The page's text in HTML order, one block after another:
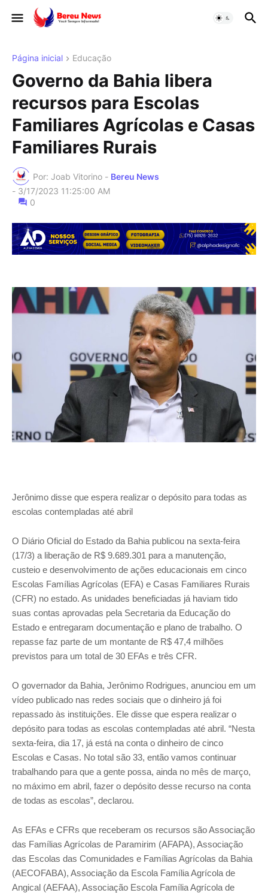
Página inicial Educação
Governo da Bahia libera
recursos para Escolas
Familiares Agrícolas e Casas
Familiares Rurais
Por: Joab Vitorino - Bereu News
- 3/17/2023 11:25:00 AM
0
Jerônimo disse que espera realizar o depósito para todas as
escolas contempladas até abril
O Diário Oficial do Estado da Bahia publicou na sexta-feira
(17/3) a liberação de R$ 9.689.301 para a manutenção,
custeio e desenvolvimento de ações educacionais em cinco
Escolas Famílias Agrícolas (EFA) e Casas Familiares Rurais
(CFR) no estado. As unidades beneficiadas já haviam tido
suas contas aprovadas pela Secretaria da Educação do
Estado e entregaram documentação e plano de trabalho. O
repasse faz parte de um montante de R$ 47,4 milhões
previstos para um total de 30 EFAs e três CFR.
O governador da Bahia, Jerônimo Rodrigues, anunciou em um
vídeo publicado nas redes sociais que o dinheiro já foi
repassado às instituições. Ele disse que espera realizar o
depósito para todas as escolas contempladas até abril. “Nesta
sexta-feira, dia 17, já está na conta o dinheiro de cinco
Escolas e Casas. No total são 33, então vamos continuar
trabalhando para que a gente possa, ainda no mês de março,
no máximo em abril, fazer o depósito desse recurso na conta
de todas as escolas”, declarou.
As EFAs e CFRs que receberam os recursos são Associação
das Famílias Agrícolas de Paramirim (AFAPA), Associação
das Escolas das Comunidades e Famílias Agrícolas da Bahia
(AECOFABA), Associação da Escola Família Agrícola de
Angical (AEFAA), Associação Escola Família Agrícola de